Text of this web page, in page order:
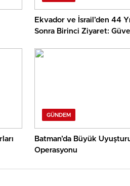
Ekvador ve İsrail’den 44 Yıl
Sonra Birinci Ziyaret:
GÜNDEM
Batman’da Büyük
Operasyonu